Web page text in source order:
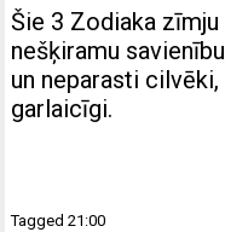
Šie 3 Zodiaka
nešķiramu
un neparasti
garlaicīgi.
Tagged21:00